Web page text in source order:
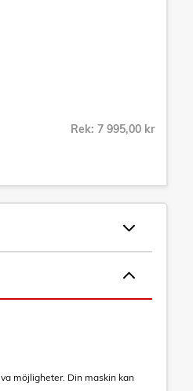
Rek: 7 995,00 kr
möjligheter. Din maskin kan